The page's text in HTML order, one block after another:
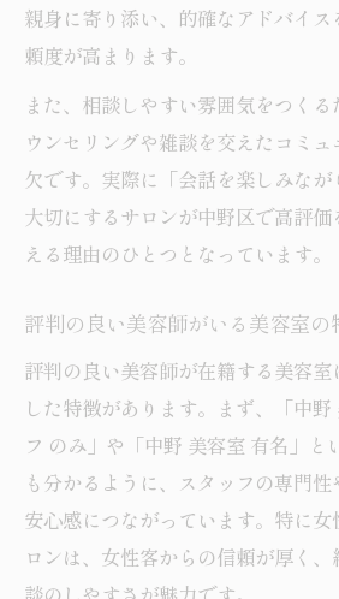
親身に寄り添い、的確なアドバイ
頼度が高まります。
また、相談しやすい雰囲気をつく
ウンセリングや雑談を交えたコミ
欠です。実際に「会話を楽しみな
大切にするサロンが中野区で高評
える理由のひとつとなっています。
評判の良い美容師がいる美容室の
評判の良い美容師が在籍する美容
した特徴があります。まず、「中野
フ のみ」や「中野 美容室 有名」と
も分かるように、スタッフの専門
安心感につながっています。特に
ロンは、女性客からの信頼が厚く